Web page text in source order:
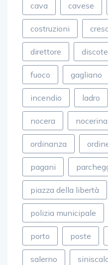
cava cavese
costruzioni
direttore
fuoco gagliano
incendio ladro
nocera nocerina
ordinanza
pagani
piazza della libertà
polizia municipale
porto poste
salerno